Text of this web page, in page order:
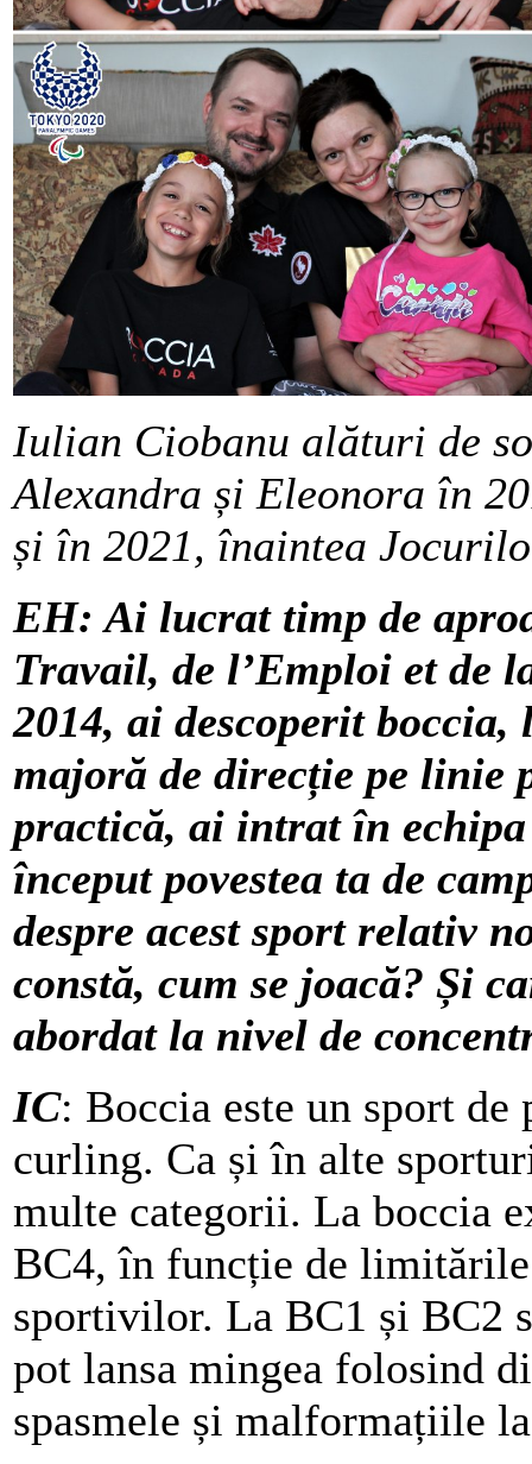
Iulian Ciobanu alături de
Alexandra și Eleonora în
și în 2021, înaintea
EH: Ai lucrat timp de
Travail, de l’Emploi et de
2014, ai descoperit
majoră de direcție pe linie
practică, ai intrat în
început povestea ta de
despre acest sport relativ
constă, cum se joacă? Și
abordat la nivel de
IC: Boccia este un sport de
curling. Ca și în alte
multe categorii. La boccia
BC4, în funcție de
sportivilor. La BC1 și BC2
pot lansa mingea folosind
spasmele și malformațiile